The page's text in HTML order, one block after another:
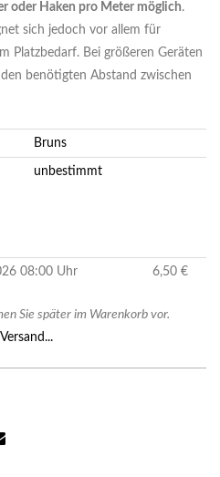
oder Haken pro Meter möglich.
sich jedoch vor allem für
Platzbedarf. Bei größeren Geräten
benötigten Abstand zwischen
Bruns
unbestimmt
08:00 Uhr 6,50 €
Sie später im Warenkorb vor.